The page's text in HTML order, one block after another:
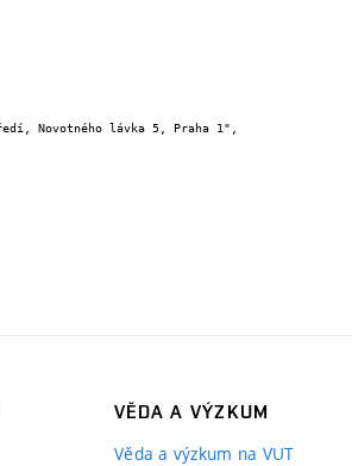
VĚDA A VÝZKUM
Věda a výzkum na VUT